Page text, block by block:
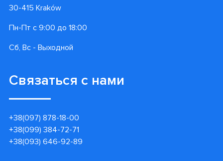
30-415 Kraków
Пн-Пт с 9:00 до 18:00
Сб, Вс - Выходной
Связаться с нами
+38(097) 878-18-00
+38(099) 384-72-71
+38(093) 646-92-89